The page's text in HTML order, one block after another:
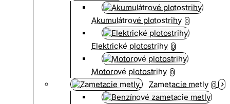
Akumulátrové plotostrihy 0
Elektrické plotostrihy 0
Motorové plotostrihy 0
Zametacie metly 0